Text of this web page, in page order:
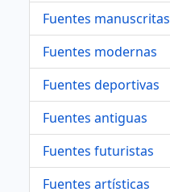
Fuentes manuscritas
Fuentes modernas
Fuentes deportivas
Fuentes antiguas
Fuentes futuristas
Fuentes artísticas